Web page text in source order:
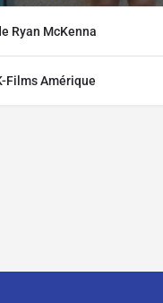
Ryan McKenna
Films Amérique